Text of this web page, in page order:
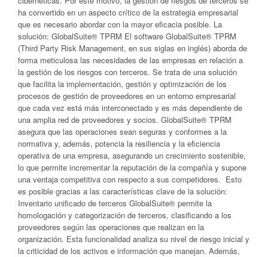
ha convertido en un aspecto crítico de la estrategia empresarial
que es necesario abordar con la mayor eficacia posible. La
solución: GlobalSuite® TPRM El software GlobalSuite® TPRM
(Third Party Risk Management, en sus siglas en inglés) aborda de
forma meticulosa las necesidades de las empresas en relación a
la gestión de los riesgos con terceros. Se trata de una solución
que facilita la implementación, gestión y optimización de los
procesos de gestión de proveedores en un entorno empresarial
que cada vez está más interconectado y es más dependiente de
una amplia red de proveedores y socios. GlobalSuite® TPRM
asegura que las operaciones sean seguras y conformes a la
normativa y, además, potencia la resiliencia y la eficiencia
operativa de una empresa, asegurando un crecimiento sostenible,
lo que permite incrementar la reputación de la compañía y supone
una ventaja competitiva con respecto a sus competidores. Esto
es posible gracias a las características clave de la solución:
Inventario unificado de terceros GlobalSuite® permite la
homologación y categorización de terceros, clasificando a los
proveedores según las operaciones que realizan en la
organización. Esta funcionalidad analiza su nivel de riesgo inicial y
la criticidad de los activos e información que manejan. Además,